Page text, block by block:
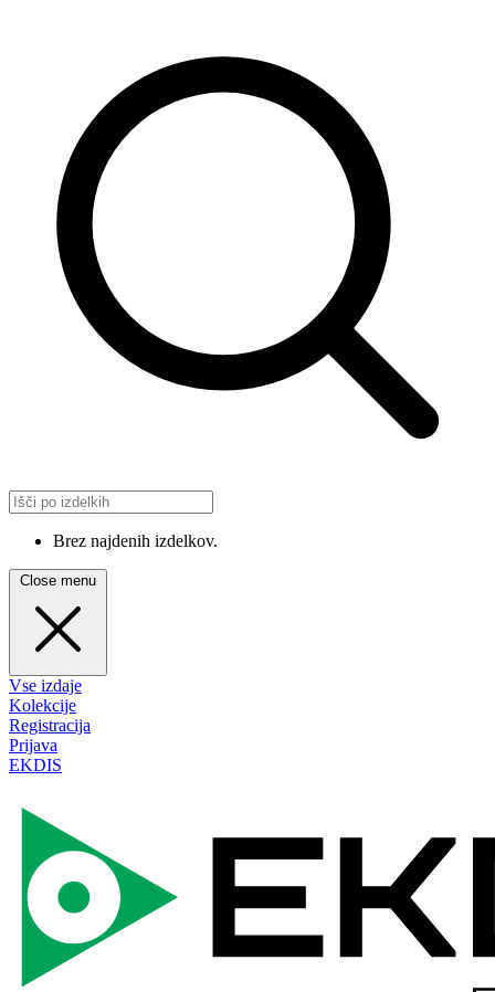
Brez najdenih izdelkov.
Close menu
Vse izdaje
Kolekcije
Registracija
Prijava
EKDIS